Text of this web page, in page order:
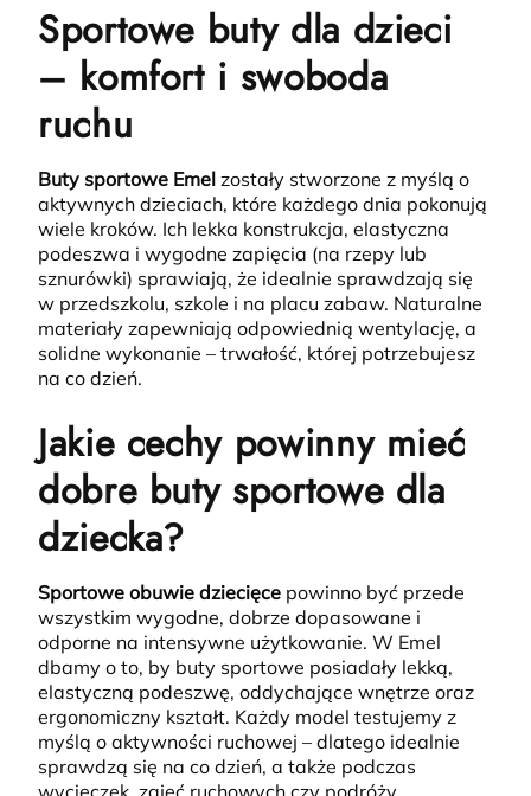
Sportowe buty dla dzieci
– komfort i swoboda
ruchu
Buty sportowe Emel zostały stworzone z myślą o
aktywnych dzieciach, które każdego dnia pokonują
wiele kroków. Ich lekka konstrukcja, elastyczna
podeszwa i wygodne zapięcia (na rzepy lub
sznurówki) sprawiają, że idealnie sprawdzają się
w przedszkolu, szkole i na placu zabaw. Naturalne
materiały zapewniają odpowiednią wentylację, a
solidne wykonanie – trwałość, której potrzebujesz
na co dzień.
Jakie cechy powinny mieć
dobre buty sportowe dla
dziecka?
Sportowe obuwie dziecięce powinno być przede
wszystkim wygodne, dobrze dopasowane i
odporne na intensywne użytkowanie. W Emel
dbamy o to, by buty sportowe posiadały lekką,
elastyczną podeszwę, oddychające wnętrze oraz
ergonomiczny kształt. Każdy model testujemy z
myślą o aktywności ruchowej – dlatego idealnie
sprawdzą się na co dzień, a także podczas
wycieczek, zajęć ruchowych czy podróży.